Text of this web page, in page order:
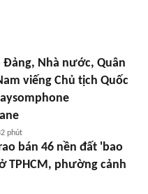
Đảng, Nhà nước, Quân
viếng Chủ tịch Quốc
phút
bán 46 nền đất 'bao
TPHCM, phường cảnh